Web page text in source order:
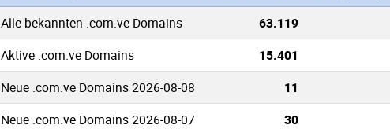
Alle bekannten .com.ve Domains 63.119
Aktive .com.ve Domains 15.401
Neue .com.ve Domains 2026-08-08 11
Neue .com.ve Domains 2026-08-07 30